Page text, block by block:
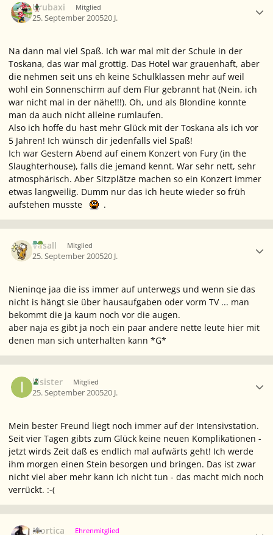
Urubaxi Mitglied
25. September 200520 J.
Na dann mal viel Spaß. Ich war mal mit der Schule in der
Toskana, das war mal grottig. Das Hotel war grauenhaft, aber
die nehmen seit uns eh keine Schulklassen mehr auf weil
wohl ein Sonnenschirm auf dem Flur gebrannt hat (Nein, ich
war nicht mal in der nähe!!!). Oh, und als Blondine konnte
man da auch nicht alleine rumlaufen.
Also ich hoffe du hast mehr Glück mit der Toskana als ich vor
5 Jahren! Ich wünsch dir jedenfalls viel Spaß!
Ich war Gestern Abend auf einem Konzert von Fury (in the
Slaughterhouse), falls die jemand kennt. War sehr nett, sehr
atmosphärisch. Aber Sitzplätze machen so ein Konzert immer
etwas langweilig. Dumm nur das ich heute wieder so früh
aufstehen musste
.
Vasall Mitglied
25. September 200520 J.
Nieninqe jaa die iss immer auf unterwegs und wenn sie das
nicht is hängt sie über hausaufgaben oder vorm TV ... man
bekommt die ja kaum noch vor die augen.
aber naja es gibt ja noch ein paar andere nette leute hier mit
denen man sich unterhalten kann *G*
illsister Mitglied
25. September 200520 J.
Mein bester Freund liegt noch immer auf der Intensivstation.
Seit vier Tagen gibts zum Glück keine neuen Komplikationen -
jetzt wirds Zeit daß es endlich mal aufwärts geht! Ich werde
ihm morgen einen Stein besorgen und bringen. Das ist zwar
nicht viel aber mehr kann ich nicht tun - das macht mich noch
verrückt. :-(
Mortica Ehrenmitglied